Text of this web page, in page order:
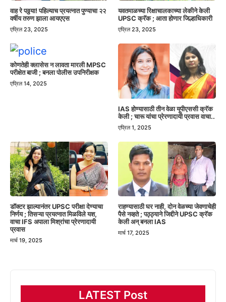
वाह रे पठ्ठया! पहिल्याच प्रयत्नात पुण्याचा २२
वर्षीय तरुण झाला आयएएस
एप्रिल 23, 2025
यवतमाळच्या रिक्षाचालकाच्या लेकीने केली
UPSC क्रॅक ; आता होणार जिल्हाधिकारी
एप्रिल 23, 2025
कोणतेही क्लासेस न लावता मारली MPSC
परीक्षेत बाजी ; बनला पोलीस उपनिरीक्षक
एप्रिल 14, 2025
IAS होण्यासाठी तीन वेळा यूपीएससी क्रॅक
केली ; चारू यांचा प्रेरणादायी प्रवास वाचा..
एप्रिल 1, 2025
डॉक्टर झाल्यानंतर UPSC परीक्षा देण्याचा
निर्णय ; तिसऱ्या प्रयत्नात मिळविले यश,
वाचा IFS अपाला मिश्रांचा प्रेरणादायी
प्रवास
मार्च 19, 2025
राहण्यासाठी घर नाही, दोन वेळच्या जेवणाचेही
पैसे नव्हते ; पठ्ठ्याने जिद्दीने UPSC क्रॅक
केली अन् बनला IAS
मार्च 17, 2025
LATEST Post